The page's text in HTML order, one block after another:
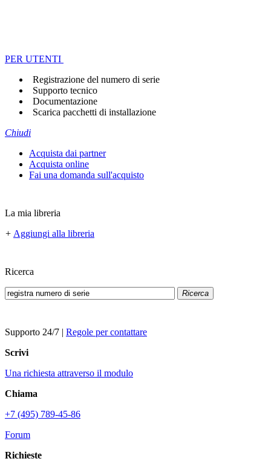
PER UTENTI
Registrazione del numero di serie
Supporto tecnico
Documentazione
Scarica pacchetti di installazione
Chiudi
Acquista dai partner
Acquista online
Fai una domanda sull'acquisto
La mia libreria
+ Aggiungi alla libreria
Ricerca
Ricerca
Supporto 24/7 | Regole per contattare
Scrivi
Una richiesta attraverso il modulo
Chiama
+7 (495) 789-45-86
Forum
Richieste